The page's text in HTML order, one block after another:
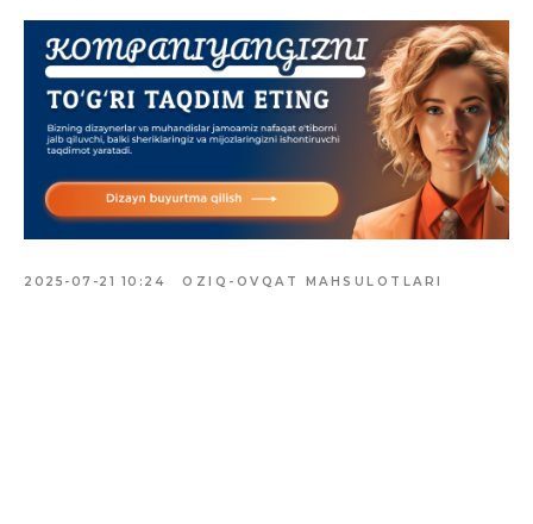
2025-07-21 10:24 OZIQ-OVQAT MAHSULOTLARI
Создание, поддержка и
продвижение сайтов в Узбекистане